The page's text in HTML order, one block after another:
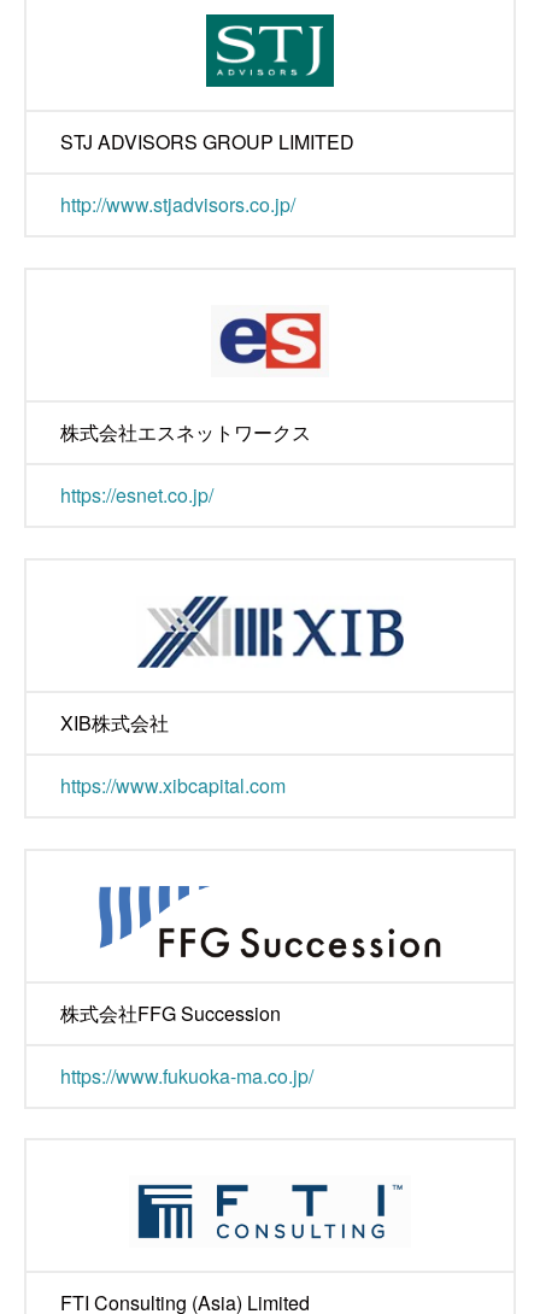
STJ ADVISORS GROUP LIMITED
http://www.stjadvisors.co.jp/
株式会社エスネットワークス
https://esnet.co.jp/
XIB株式会社
https://www.xibcapital.com
株式会社FFG Succession
https://www.fukuoka-ma.co.jp/
FTI Consulting (Asia) Limited